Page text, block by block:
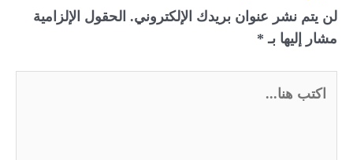
لن يتم نشر عنوان بريدك الإلكتروني. الحقول الإلزامية
مشار إليها بـ*
هنا...